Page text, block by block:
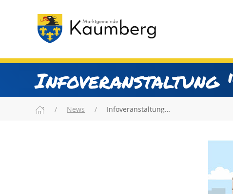
Infoveranstaltung
News Infoveranstaltung…